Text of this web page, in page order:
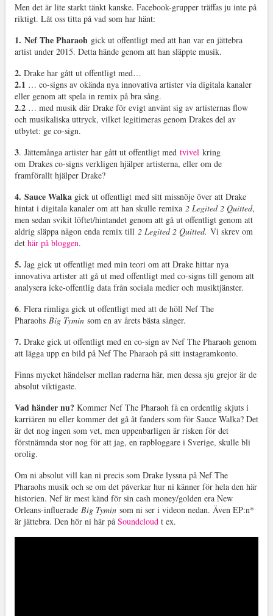
Men det är lite starkt tänkt kanske. Facebook-grupper träffas ju inte på
riktigt. Låt oss titta på vad som har hänt:
1. Nef The Pharaoh gick ut offentligt med att han var en jättebra
artist under 2015. Detta hände genom att han släppte musik.
2. Drake har gått ut offentligt med…
2.1 … co-signs av okända nya innovativa artister via digitala kanaler
eller genom att spela in remix på bra sång.
2.2 … med musik där Drake för evigt använt sig av artisternas flow
och musikaliska uttryck, vilket legitimeras genom Drakes del av
utbytet: ge co-sign.
3. Jättemånga artister har gått ut offentligt med tvivelkring
om Drakes co-signs verkligen hjälper artisterna, eller om de
framförallt hjälper Drake?
4. Sauce Walkagick ut offentligt med sitt missnöje över att Drake
hintat i digitala kanaler om att han skulle remixa 2 Legited 2 Quitted,
men sedan svikit löftet/hintandet genom att gå ut offentligt genom att
aldrig släppa någon enda remix till 2 Legited 2 Quitted. Vi skrev om
det här på bloggen.
5. Jag gick ut offentligt med min teori om att Drake hittar nya
innovativa artister att gå ut med offentligt med co-signs till genom att
analysera icke-offentlig data från sociala medier och musiktjänster.
6. Flera rimliga gick ut offentligt med att de höll Nef The
Pharaohs Big Tymin som en av årets bästa sånger.
7. Drake gick ut offentligt med en co-sign av Nef The Pharaoh genom
att lägga upp en bild på Nef The Pharaoh på sitt instagramkonto.
Finns mycket händelser mellan raderna här, men dessa sju grejor är de
absolut viktigaste.
Vad händer nu?Kommer Nef The Pharaoh få en ordentlig skjuts i
karriären nu eller kommer det gå åt fanders som för Sauce Walka? Det
är det nog ingen som vet, men uppenbarligen är risken för det
förstnämnda stor nog för att jag, en rapbloggare i Sverige, skulle bli
orolig.
Om ni absolut vill kan ni precis som Drake lyssna på Nef The
Pharaohs musik och se om det påverkar hur ni känner för hela den här
historien. Nef är mest känd för sin cash money/golden era New
Orleans-influerade Big Tymin som ni ser i videon nedan. Även EP:n*
är jättebra. Den hör ni här på Soundcloudt ex.